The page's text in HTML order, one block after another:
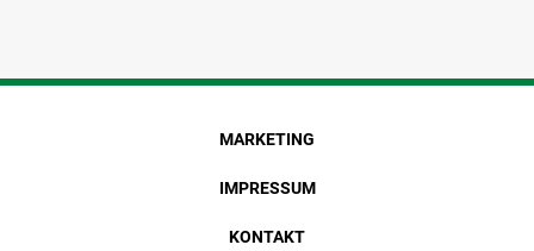
MARKETING
IMPRESSUM
KONTAKT